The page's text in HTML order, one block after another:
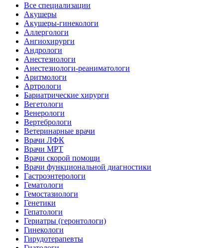
Все специализации
Акушеры
Акушеры-гинекологи
Аллергологи
Ангиохирурги
Андрологи
Анестезиологи
Анестезиологи-реаниматологи
Аритмологи
Артрологи
Бариатрические хирурги
Вегетологи
Венерологи
Вертебрологи
Ветеринарные врачи
Врачи ЛФК
Врачи МРТ
Врачи скорой помощи
Врачи функциональной диагностики
Гастроэнтерологи
Гематологи
Гемостазиологи
Генетики
Гепатологи
Гериатры (геронтологи)
Гинекологи
Гирудотерапевты